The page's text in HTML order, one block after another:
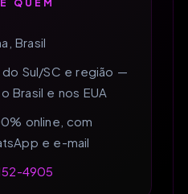
QUEM
Brasil
Sul/SC e região —
Brasil e nos EUA
online, com
e e-mail
4905